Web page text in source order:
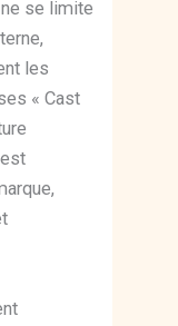
se limite
les
« Cast